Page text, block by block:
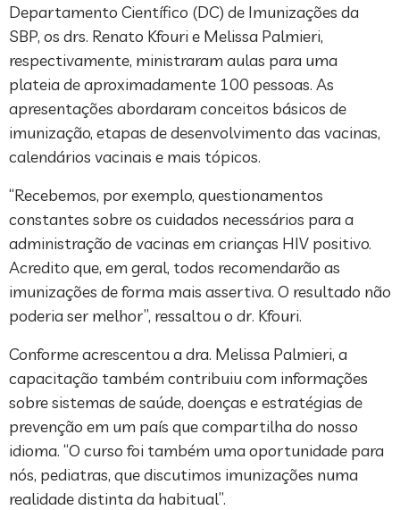
Departamento Científico (DC) de Imunizações da
SBP, os drs. Renato Kfouri e Melissa Palmieri,
respectivamente, ministraram aulas para uma
plateia de aproximadamente 100 pessoas. As
apresentações abordaram conceitos básicos de
imunização, etapas de desenvolvimento das vacinas,
calendários vacinais e mais tópicos.
“Recebemos, por exemplo, questionamentos
constantes sobre os cuidados necessários para a
administração de vacinas em crianças HIV positivo.
Acredito que, em geral, todos recomendarão as
imunizações de forma mais assertiva. O resultado não
poderia ser melhor”, ressaltou o dr. Kfouri.
Conforme acrescentou a dra. Melissa Palmieri, a
capacitação também contribuiu com informações
sobre sistemas de saúde, doenças e estratégias de
prevenção em um país que compartilha do nosso
idioma. “O curso foi também uma oportunidade para
nós, pediatras, que discutimos imunizações numa
realidade distinta da habitual”.